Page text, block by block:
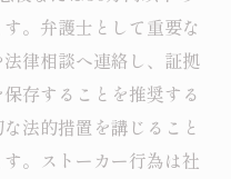
。弁護士として重要な
律相談へ連絡し、証拠
存することを推奨する
法的措置を講じること
。ストーカー行為は社